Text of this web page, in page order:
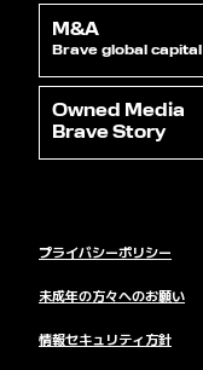
M&A
Brave global capital
Owned Media
Brave Story
プライバシーポリシー
未成年の方々へのお願い
情報セキュリティ方針